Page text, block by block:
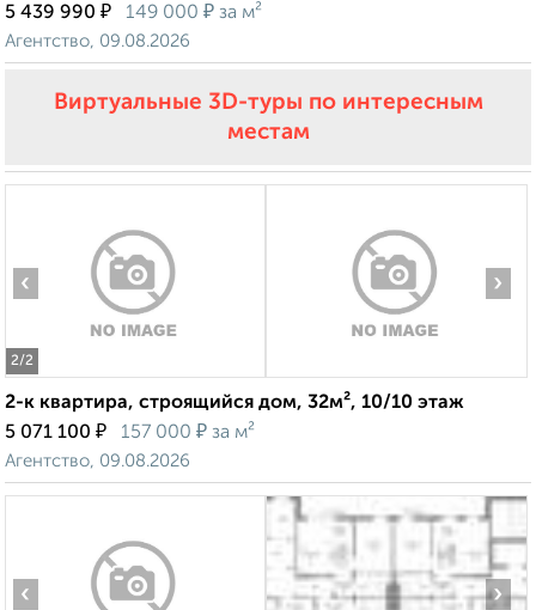
5 439 990 ₽ 149 000 ₽ за м²
Агентство, 09.08.2026
Виртуальные 3D-туры по интересным
местам
2/2
‹ ›
2-к квартира, строящийся дом, 32м², 10/10 этаж
5 071 100 ₽ 157 000 ₽ за м²
Агентство, 09.08.2026
‹ ›